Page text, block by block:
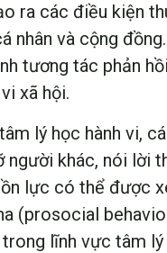
ra các điều kiện
nhân và cộng
tương tác phản
xã hội.
lý học hành vi,
người khác, nói lời
lực có thể được
(prosocial
lĩnh vực tâm